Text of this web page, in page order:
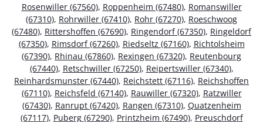
Rosenwiller (67560), Roppenheim (67480), Romanswiller
(67310), Rohrwiller (67410), Rohr (67270), Roeschwoog
(67480), Rittershoffen (67690), Ringendorf (67350), Ringeldorf
(67350), Rimsdorf (67260), Riedseltz (67160), Richtolsheim
(67390), Rhinau (67860), Rexingen (67320), Reutenbourg
(67440), Retschwiller (67250), Reipertswiller (67340),
Reinhardsmunster (67440), Reichstett (67116), Reichshoffen
(67110), Reichsfeld (67140), Rauwiller (67320), Ratzwiller
(67430), Ranrupt (67420), Rangen (67310), Quatzenheim
(67117), Puberg (67290), Printzheim (67490), Preuschdorf